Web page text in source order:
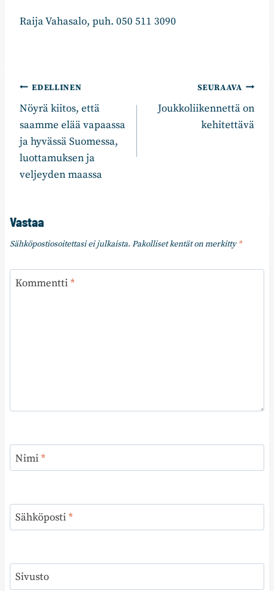
Raija Vahasalo, puh. 050 511 3090
Artikkelien
selaus
EDELLINEN
Nöyrä kiitos, että
saamme elää vapaassa
ja hyvässä Suomessa,
luottamuksen ja
veljeyden maassa
SEURAAVA
Joukkoliikennettä on
kehitettävä
Vastaa
Sähköpostiosoitettasi ei julkaista. Pakolliset kentät on merkitty*
Kommentti*
Nimi*
Sähköposti*
Sivusto